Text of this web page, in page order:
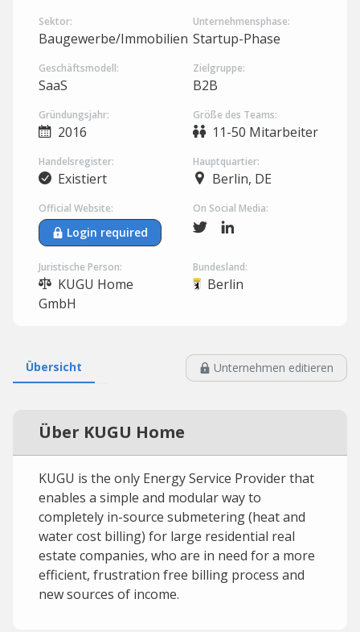
Sektor:
Baugewerbe/Immobilien
Unternehmensphase:
Startup-Phase
Geschäftsmodell:
SaaS
Zielgruppe:
B2B
Gründungsjahr:
2016
Größe des Teams:
11-50 Mitarbeiter
Handelsregister:
Existiert
Hauptquartier:
Berlin, DE
Official Website:
Login required
On Social Media:
Juristische Person:
KUGU Home
GmbH
Bundesland:
Berlin
Übersicht Unternehmen editieren
Über KUGU Home
KUGU is the only Energy Service Provider that
enables a simple and modular way to
completely in-source submetering (heat and
water cost billing) for large residential real
estate companies, who are in need for a more
efficient, frustration free billing process and
new sources of income.